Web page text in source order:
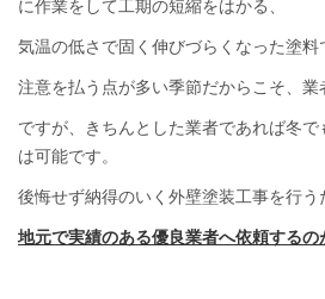
に作業をして工期の短縮をはかる、
気温の低さで固く伸びづらくなった塗
注意を払う点が多い季節だからこそ、業
ですが、きちんとした業者であれば冬
は可能です。
後悔せず納得のいく外壁塗装工事を行う
地元で実績のある優良業者へ依頼するの